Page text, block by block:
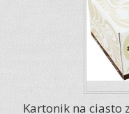
Kartonik na ciasto